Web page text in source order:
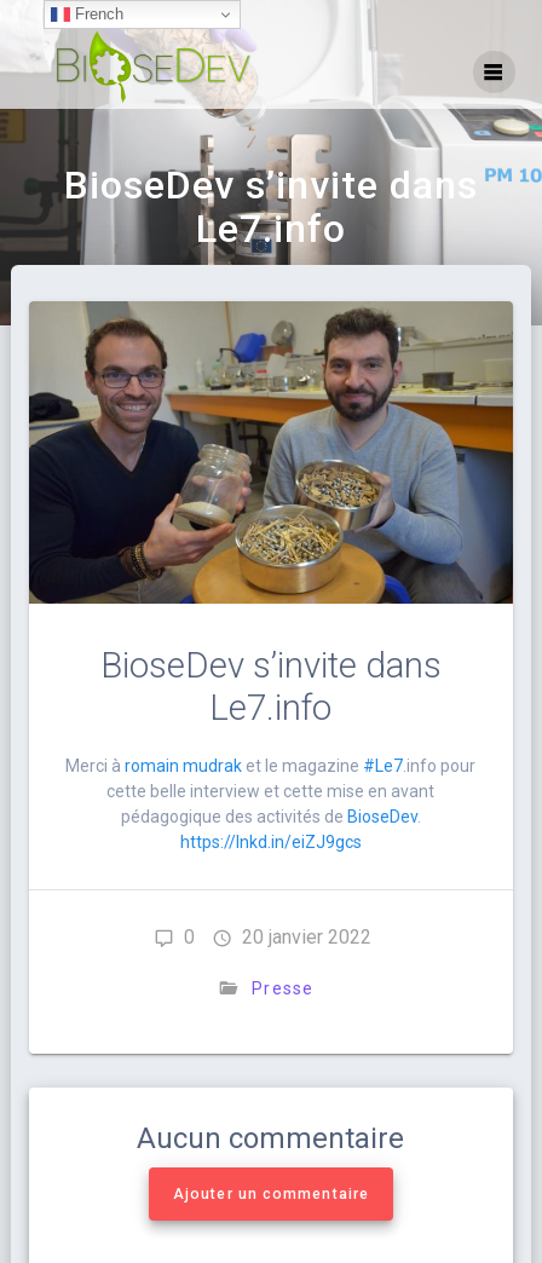
BioseDev s’invite dans
Le7.info
BioseDev s’invite dans
Le7.info
Merci àromain mudrak et le magazine #Le7.info pour
cette belle interview et cette mise en avant
pédagogique des activités de BioseDev.
https://lnkd.in/eiZJ9gcs
0 20 janvier 2022
Presse
Aucun commentaire
Ajouter un commentaire
French